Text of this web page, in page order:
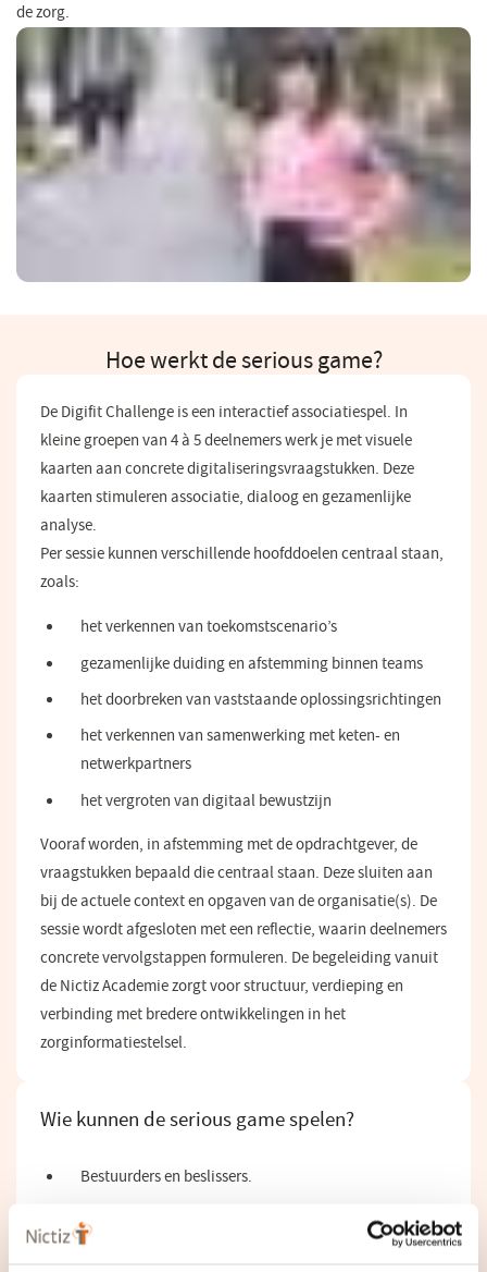
de zorg.
Hoe werkt de serious game?
De Digifit Challenge is een interactief associatiespel. In
kleine groepen van 4 à 5 deelnemers werk je met visuele
kaarten aan concrete digitaliseringsvraagstukken. Deze
kaarten stimuleren associatie, dialoog en gezamenlijke
analyse.
Per sessie kunnen verschillende hoofddoelen centraal staan,
zoals:
het verkennen van toekomstscenario’s
gezamenlijke duiding en afstemming binnen teams
het doorbreken van vaststaande oplossingsrichtingen
het verkennen van samenwerking met keten- en
netwerkpartners
het vergroten van digitaal bewustzijn
Vooraf worden, in afstemming met de opdrachtgever, de
vraagstukken bepaald die centraal staan. Deze sluiten aan
bij de actuele context en opgaven van de organisatie(s). De
sessie wordt afgesloten met een reflectie, waarin deelnemers
concrete vervolgstappen formuleren. De begeleiding vanuit
de Nictiz Academie zorgt voor structuur, verdieping en
verbinding met bredere ontwikkelingen in het
zorginformatiestelsel.
Wie kunnen de serious game spelen?
Bestuurders en beslissers.
Teams die zich voorbereiden op digitale